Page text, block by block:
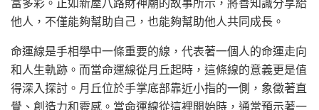
富多彩。正如新屋八路財神廟的故事所示，將善知識分享給
他人，不僅能夠幫助自己，也能夠幫助他人共同成長。
命運線是手相學中一條重要的線，代表著一個人的命運走向
和人生軌跡。而當命運線從月丘起時，這條線的意義更是值
得深入探討。月丘位於手掌底部靠近小指的一側，象徵著直
覺、創造力和靈感。當命運線從這裡開始時，通常預示著一